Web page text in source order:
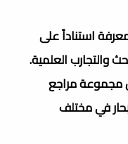
استناداً على
والتجارب العلمية.
مجموعة مراجع
في مختلف